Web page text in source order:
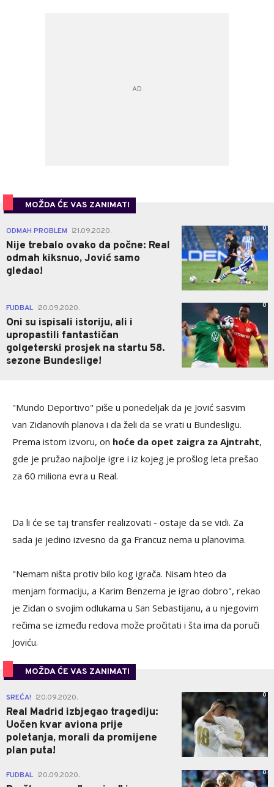
MOŽDA ĆE VAS ZANIMATI
ODMAH PROBLEM 21.09.2020.
Nije trebalo ovako da počne: Real
odmah kiksnuo, Jović samo
gledao!
0
FUDBAL 20.09.2020.
Oni su ispisali istoriju, ali i
upropastili fantastičan
golgeterski prosjek na startu 58.
sezone Bundeslige!
0
"Mundo Deportivo" piše u ponedeljak da je Jović sasvim
van Zidanovih planova i da želi da se vrati u Bundesligu.
Prema istom izvoru, on hoće da opet zaigra za Ajntraht,
gde je pružao najbolje igre i iz kojeg je prošlog leta prešao
za 60 miliona evra u Real.
Da li će se taj transfer realizovati - ostaje da se vidi. Za
sada je jedino izvesno da ga Francuz nema u planovima.
"Nemam ništa protiv bilo kog igrača. Nisam hteo da
menjam formaciju, a Karim Benzema je igrao dobro", rekao
je Zidan o svojim odlukama u San Sebastijanu, a u njegovim
rečima se između redova može pročitati i šta ima da poruči
Joviću.
MOŽDA ĆE VAS ZANIMATI
SREĆA! 20.09.2020.
Real Madrid izbjegao tragediju:
Uočen kvar aviona prije
poletanja, morali da promijene
plan puta!
0
FUDBAL 20.09.2020. 0